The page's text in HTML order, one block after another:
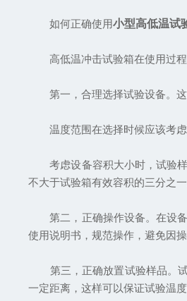
如何正确使用小型高低温试
高低温冲击试验箱在使用过程
第一，合理选择试验设备。这
温度范围在选择时候应该考虑
考虑设备容积大小时，试验样
不大于试验箱有效容积的三分之一
第二，正确操作设备。在设备
使用说明书，规范操作，避免因
第三，正确放置试验样品。试
一定距离，这样可以保证试验温度